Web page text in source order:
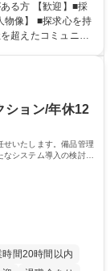
算等の管理 ■設備
人事業務全般 【入
る方 【歓迎】■採
超えたコミュニケ
推進できる方 学
学力： 資格：
ション/年休12
せいたします。備品管理
システム導入の検討ま
時間20時間以内